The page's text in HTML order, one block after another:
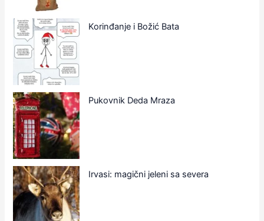
Korinđanje i Božić Bata
Pukovnik Deda Mraza
Irvasi: magični jeleni sa severa